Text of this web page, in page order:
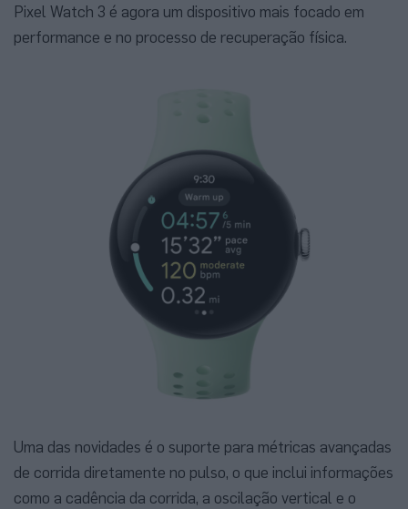
Pixel Watch 3 é agora um dispositivo mais focado em
performance e no processo de recuperação física.
Uma das novidades é o suporte para métricas avançadas
de corrida diretamente no pulso, o que inclui informações
como a cadência da corrida, a oscilação vertical e o